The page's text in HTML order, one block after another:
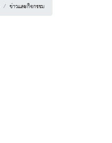
ข่าวและกิจกรรม